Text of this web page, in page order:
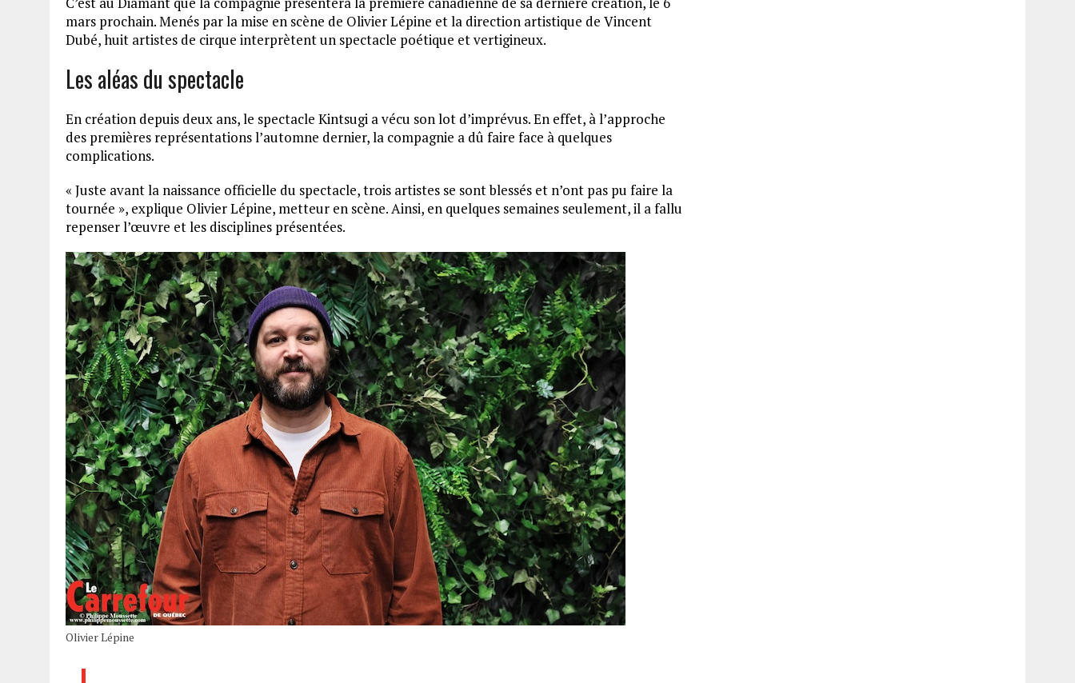
mars prochain. Menés par la mise en scène de Olivier Lépine et la direction artistique de Vincent
Dubé, huit artistes de cirque interprètent un spectacle poétique et vertigineux.
Les aléas du spectacle
En création depuis deux ans, le spectacle Kintsugi a vécu son lot d’imprévus. En effet, à l’approche
des premières représentations l’automne dernier, la compagnie a dû faire face à quelques
complications.
« Juste avant la naissance officielle du spectacle, trois artistes se sont blessés et n’ont pas pu faire la
tournée », explique Olivier Lépine, metteur en scène. Ainsi, en quelques semaines seulement, il a fallu
repenser l’œuvre et les disciplines présentées.
Olivier Lépine